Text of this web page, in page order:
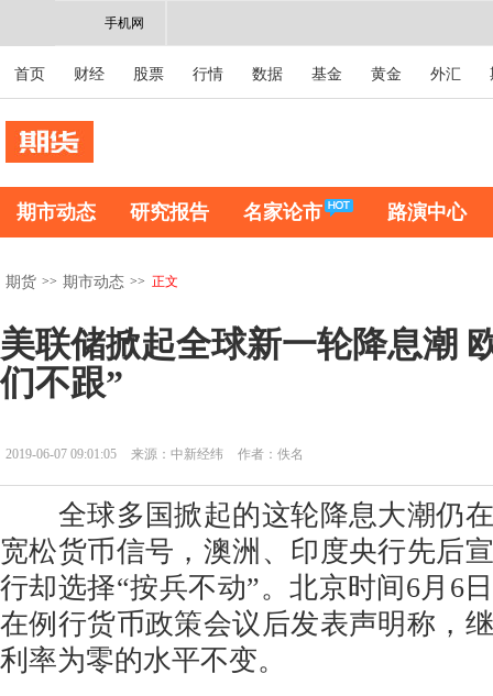
手机网
首页 财经 股票 行情 数据 基金 黄金 外汇
期市动态 研究报告 名家论市 路演中心
期货 >> 期市动态 >> 正文
美联储掀起全球新一轮降息潮
们不跟”
2019-06-07 09:01:05 来源：中新经纬 作者：佚名
全球多国掀起的这轮降息大潮仍在
宽松货币信号，澳洲、印度央行先后
行却选择“按兵不动”。北京时间6月6
在例行货币政策会议后发表声明称，
利率为零的水平不变。